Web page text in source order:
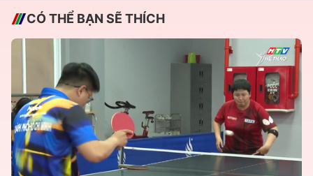
CÓ THỂ BẠN SẼ THÍCH